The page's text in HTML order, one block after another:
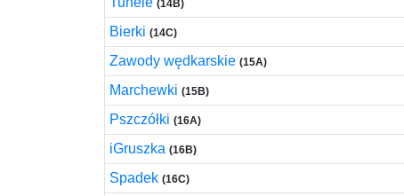
(14B)
Bierki (14C)
Zawody wędkarskie (15A)
Marchewki (15B)
Pszczółki (16A)
iGruszka (16B)
Spadek (16C)